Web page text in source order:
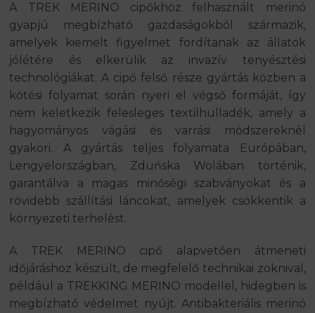
A TREK MERINO cipőkhöz felhasznált merinó
gyapjú megbízható gazdaságokból származik,
amelyek kiemelt figyelmet fordítanak az állatok
jólétére és elkerülik az invazív tenyésztési
technológiákat. A cipő felső része gyártás közben a
kötési folyamat során nyeri el végső formáját, így
nem keletkezik felesleges textilhulladék, amely a
hagyományos vágási és varrási módszereknél
gyakori. A gyártás teljes folyamata Európában,
Lengyelországban, Zduńska Wolában történik,
garantálva a magas minőségi szabványokat és a
rövidebb szállítási láncokat, amelyek csökkentik a
környezeti terhelést.
A TREK MERINO cipő alapvetően átmeneti
időjáráshoz készült, de megfelelő technikai zoknival,
például a TREKKING MERINO modellel, hidegben is
megbízható védelmet nyújt. Antibakteriális merinó